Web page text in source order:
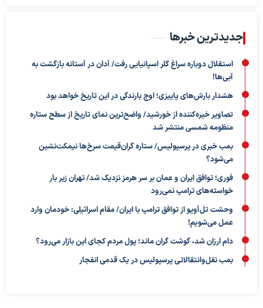
جدیدترین خبرها
استقلال دوباره سراغ گلر اسپانیایی رفت/ آدان در آستانه بازگشت به
آبی‌ها!
هشدار بارش‌های پاییزی؛ اوج بارندگی در این تاریخ خواهد بود
تصاویر خیره‌کننده از خورشید/ واضح‌ترین نمای تاریخ از سطح ستاره
منظومه شمسی منتشر شد
بمب خبری در پرسپولیس/ ستاره گران‌قیمت سرخ‌ها نیمکت‌نشین
می‌شود؟
فوری؛ توافق ایران و عمان بر سر هرمز نزدیک شد/ تهران زیر بار
خواسته‌های ترامپ نمی‌رود
وحشت تل‌آویو از توافق ترامپ با ایران/ مقام اسرائیلی: خودمان وارد
عمل می‌شویم!
دام ارزان شد، گوشت گران ماند؛ پول مردم کجای این بازار می‌رود؟
بمب نقل‌وانتقالاتی پرسپولیس در یک قدمی انفجار